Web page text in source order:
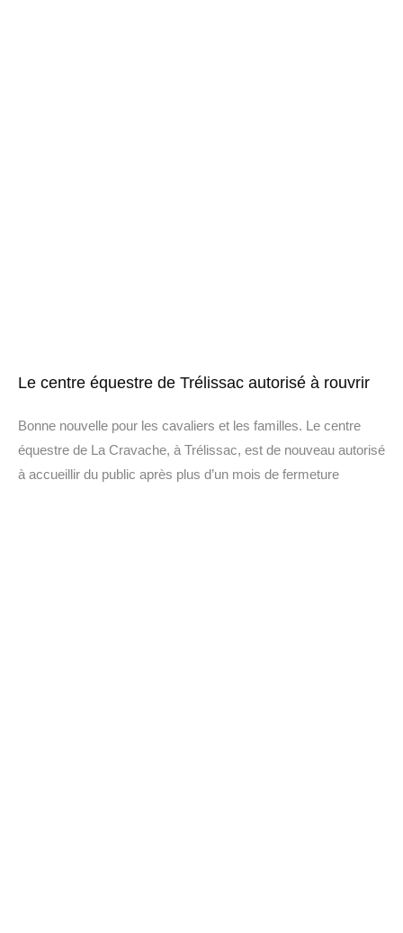
Le centre équestre de Trélissac autorisé à rouvrir
Bonne nouvelle pour les cavaliers et les familles. Le centre
équestre de La Cravache, à Trélissac, est de nouveau autorisé
à accueillir du public après plus d’un mois de fermeture